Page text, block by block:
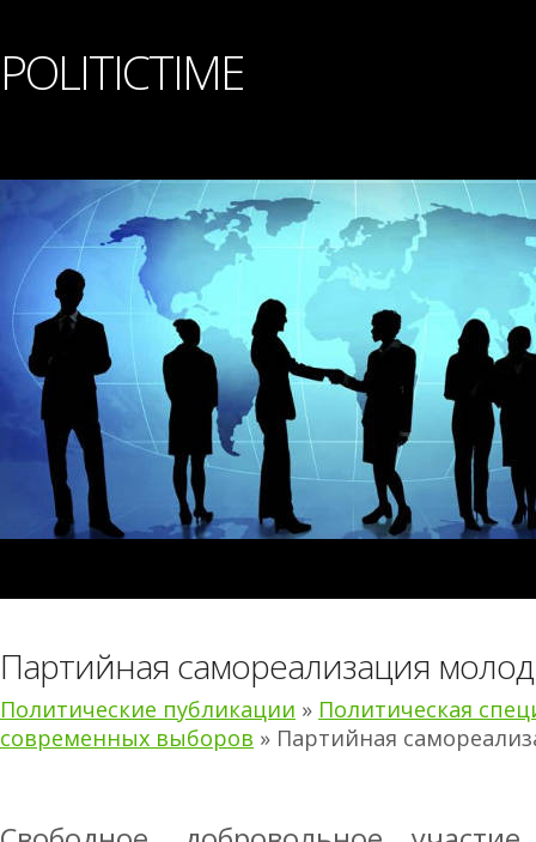
POLITICTIME
Партийная самореализация
Политические публикации » Политическая
современных выборов » Партийная